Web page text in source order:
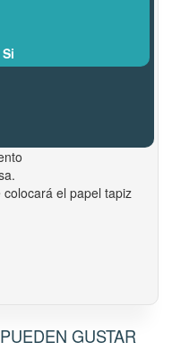
Si
el papel tapiz
GUSTAR